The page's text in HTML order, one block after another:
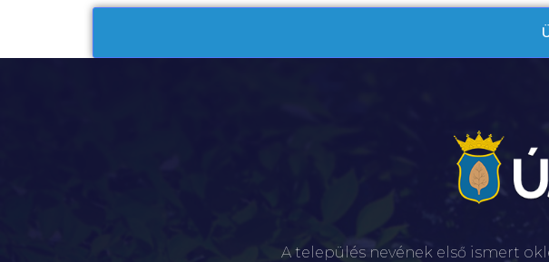
A település nevének első ismert